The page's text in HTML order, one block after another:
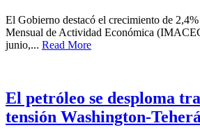
El Gobierno destacó el crecimiento de
Mensual de Actividad Económica
junio,... Read More
El petróleo se desploma
tensión Washington-